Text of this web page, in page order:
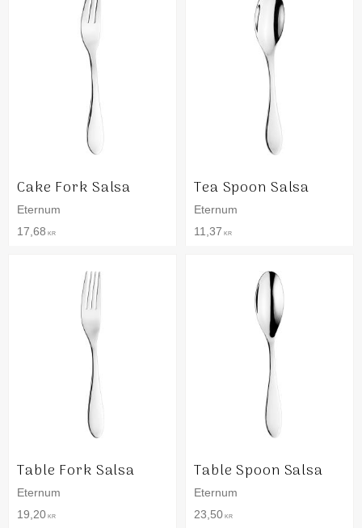
Cake Fork Salsa
Eternum
17,68 KR
Tea Spoon Salsa
Eternum
11,37 KR
Table Fork Salsa
Eternum
19,20 KR
Table Spoon Salsa
Eternum
23,50 KR